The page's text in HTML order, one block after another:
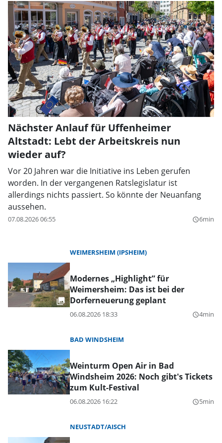
Nächster Anlauf für Uffenheimer
Altstadt: Lebt der Arbeitskreis nun
wieder auf?
Vor 20 Jahren war die Initiative ins Leben gerufen
worden. In der vergangenen Ratslegislatur ist
allerdings nichts passiert. So könnte der Neuanfang
aussehen.
07.08.2026 06:55 query_builder6min
WEIMERSHEIM (IPSHEIM)
Modernes „Highlight” für
Weimersheim: Das ist bei der
Dorferneuerung geplant
06.08.2026 18:33 query_builder4min
BAD WINDSHEIM
Weinturm Open Air in Bad
Windsheim 2026: Noch gibt's Tickets
zum Kult-Festival
06.08.2026 16:22 query_builder5min
NEUSTADT/AISCH